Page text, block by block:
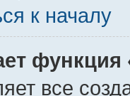
к началу
все